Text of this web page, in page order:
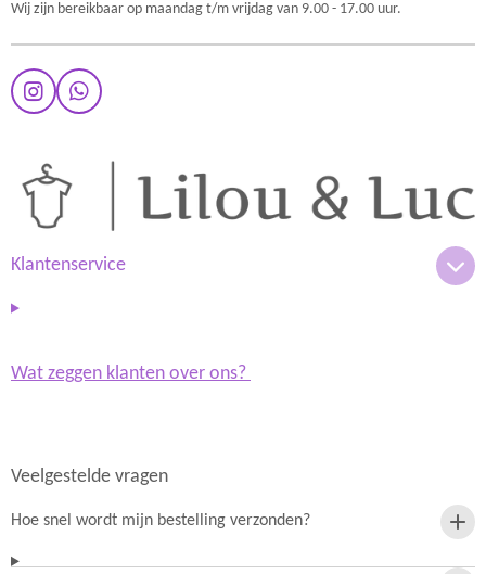
Wij zijn bereikbaar op maandag t/m vrijdag van 9.00 - 17.00 uur.
I
n
a
r
m
W
h
Klantenservice
Wat zeggen klanten over ons?
Veelgestelde vragen
Hoe snel wordt mijn bestelling verzonden?